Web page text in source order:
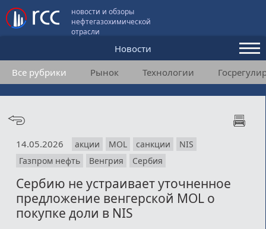
новости и обзоры
нефтегазохимической
отрасли
Новости
Аналитика и мнения
Конференции
Подписка
Пользовательское соглашение
Медиакит
Все рубрики Рынок Технологии
14.05.2026 акции MOL санкции
NIS
Газпром нефть
Венгрия Сербия
Сербию не устраивает уточненное
предложение венгерской MOL о
покупке доли в NIS